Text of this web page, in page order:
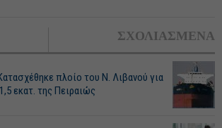
ΣΧΟΛΙΑΣΜΕΝΑ
πλοίο του Ν. Λιβανού για
εκατ. της Πειραιώς